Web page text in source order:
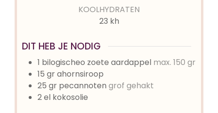
KOOLHYDRATEN
23 kh
DIT HEB JE NODIG
1 bilogischeo zoete aardappel max. 150 gr
15 grahornsiroop
25 gr pecannoten grof gehakt
2el kokosolie